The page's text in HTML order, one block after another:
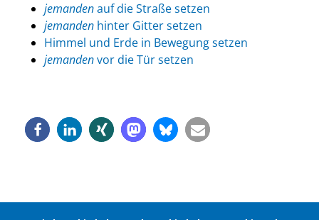
jemandenauf die Straße setzen
jemanden hinter Gitter setzen
Himmel und Erde in Bewegung setzen
jemandenvor die Tür setzen